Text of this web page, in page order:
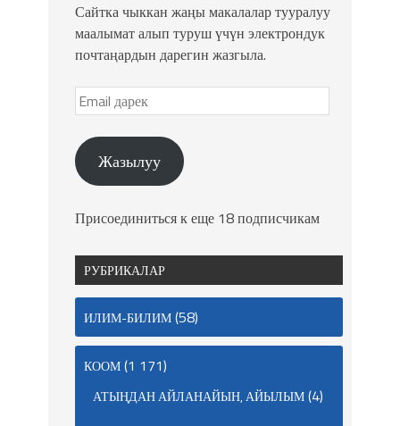
Сайтка чыккан жаңы макалалар тууралуу
маалымат алып туруш үчүн электрондук
почтаңардын дарегин жазгыла.
Жазылуу
Присоединиться к еще 18 подписчикам
РУБРИКАЛАР
ИЛИМ-БИЛИМ(58)
КООМ(1 171)
АТЫҢДАН АЙЛАНАЙЫН, АЙЫЛЫМ(4)